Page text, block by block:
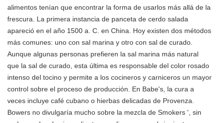
alimentos tenían que encontrar la forma de usarlos más allá de la
frescura. La primera instancia de panceta de cerdo salada
apareció en el año 1500 a. C. en China. Hoy existen dos métodos
más comunes: uno con sal marina y otro con sal de curado.
Aunque algunas personas prefieren la sal marina más natural
que la sal de curado, esta última es responsable del color rosado
intenso del tocino y permite a los cocineros y carniceros un mayor
control sobre el proceso de producción. En Babe's, la cura a
veces incluye café cubano o hierbas delicadas de Provenza.
Bowers no divulgaría mucho sobre la mezcla de Smokers ', sin